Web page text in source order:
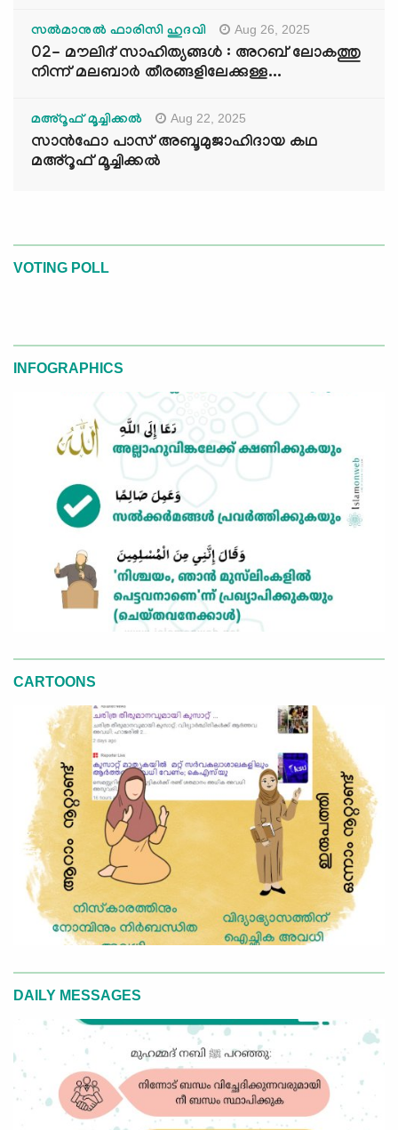
സൽമാനുൽ ഫാരിസി ഹുദവി Aug 26, 2025
02- മൗലിദ് സാഹിത്യങ്ങൾ : അറബ് ലോകത്തു
നിന്ന് മലബാർ തീരങ്ങളിലേക്കുള്ള...
മഅ്റൂഫ് മൂച്ചിക്കല്‍ Aug 22, 2025
സാൻഫോ പാസ് അബൂമുജാഹിദായ കഥ
മഅ്റൂഫ് മൂച്ചിക്കല്‍
VOTING POLL
INFOGRAPHICS
CARTOONS
DAILY MESSAGES